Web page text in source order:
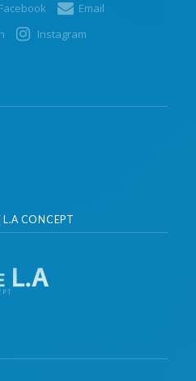
Facebook
Email
Instagram
L.A CONCEPT